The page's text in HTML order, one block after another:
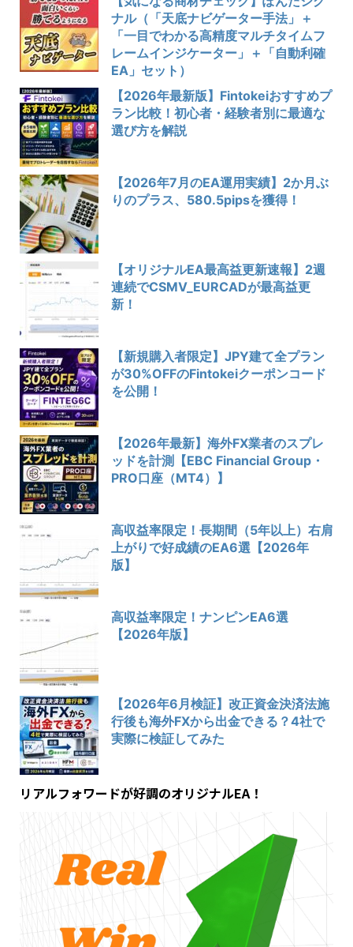
ナル（「天底ナビゲーター手法」＋
「一目でわかる高精度マルチタイムフ
レームインジケーター」＋「自動利確
EA」セット）
【2026年最新版】Fintokeiおすすめプ
ラン比較！初心者・経験者別に最適な
選び方を解説
【2026年7月のEA運用実績】2か月ぶ
りのプラス、580.5pipsを獲得！
【オリジナルEA最高益更新速報】2週
連続でCSMV_EURCADが最高益更
新！
【新規購入者限定】JPY建て全プラン
が30%OFFのFintokeiクーポンコード
を公開！
【2026年最新】海外FX業者のスプレ
ッドを計測【EBC Financial Group・
PRO口座（MT4）】
高収益率限定！長期間（5年以上）右肩
上がりで好成績のEA6選【2026年
版】
高収益率限定！ナンピンEA6選
【2026年版】
【2026年6月検証】改正資金決済法施
行後も海外FXから出金できる？4社で
実際に検証してみた
リアルフォワードが好調のオリジナルEA！